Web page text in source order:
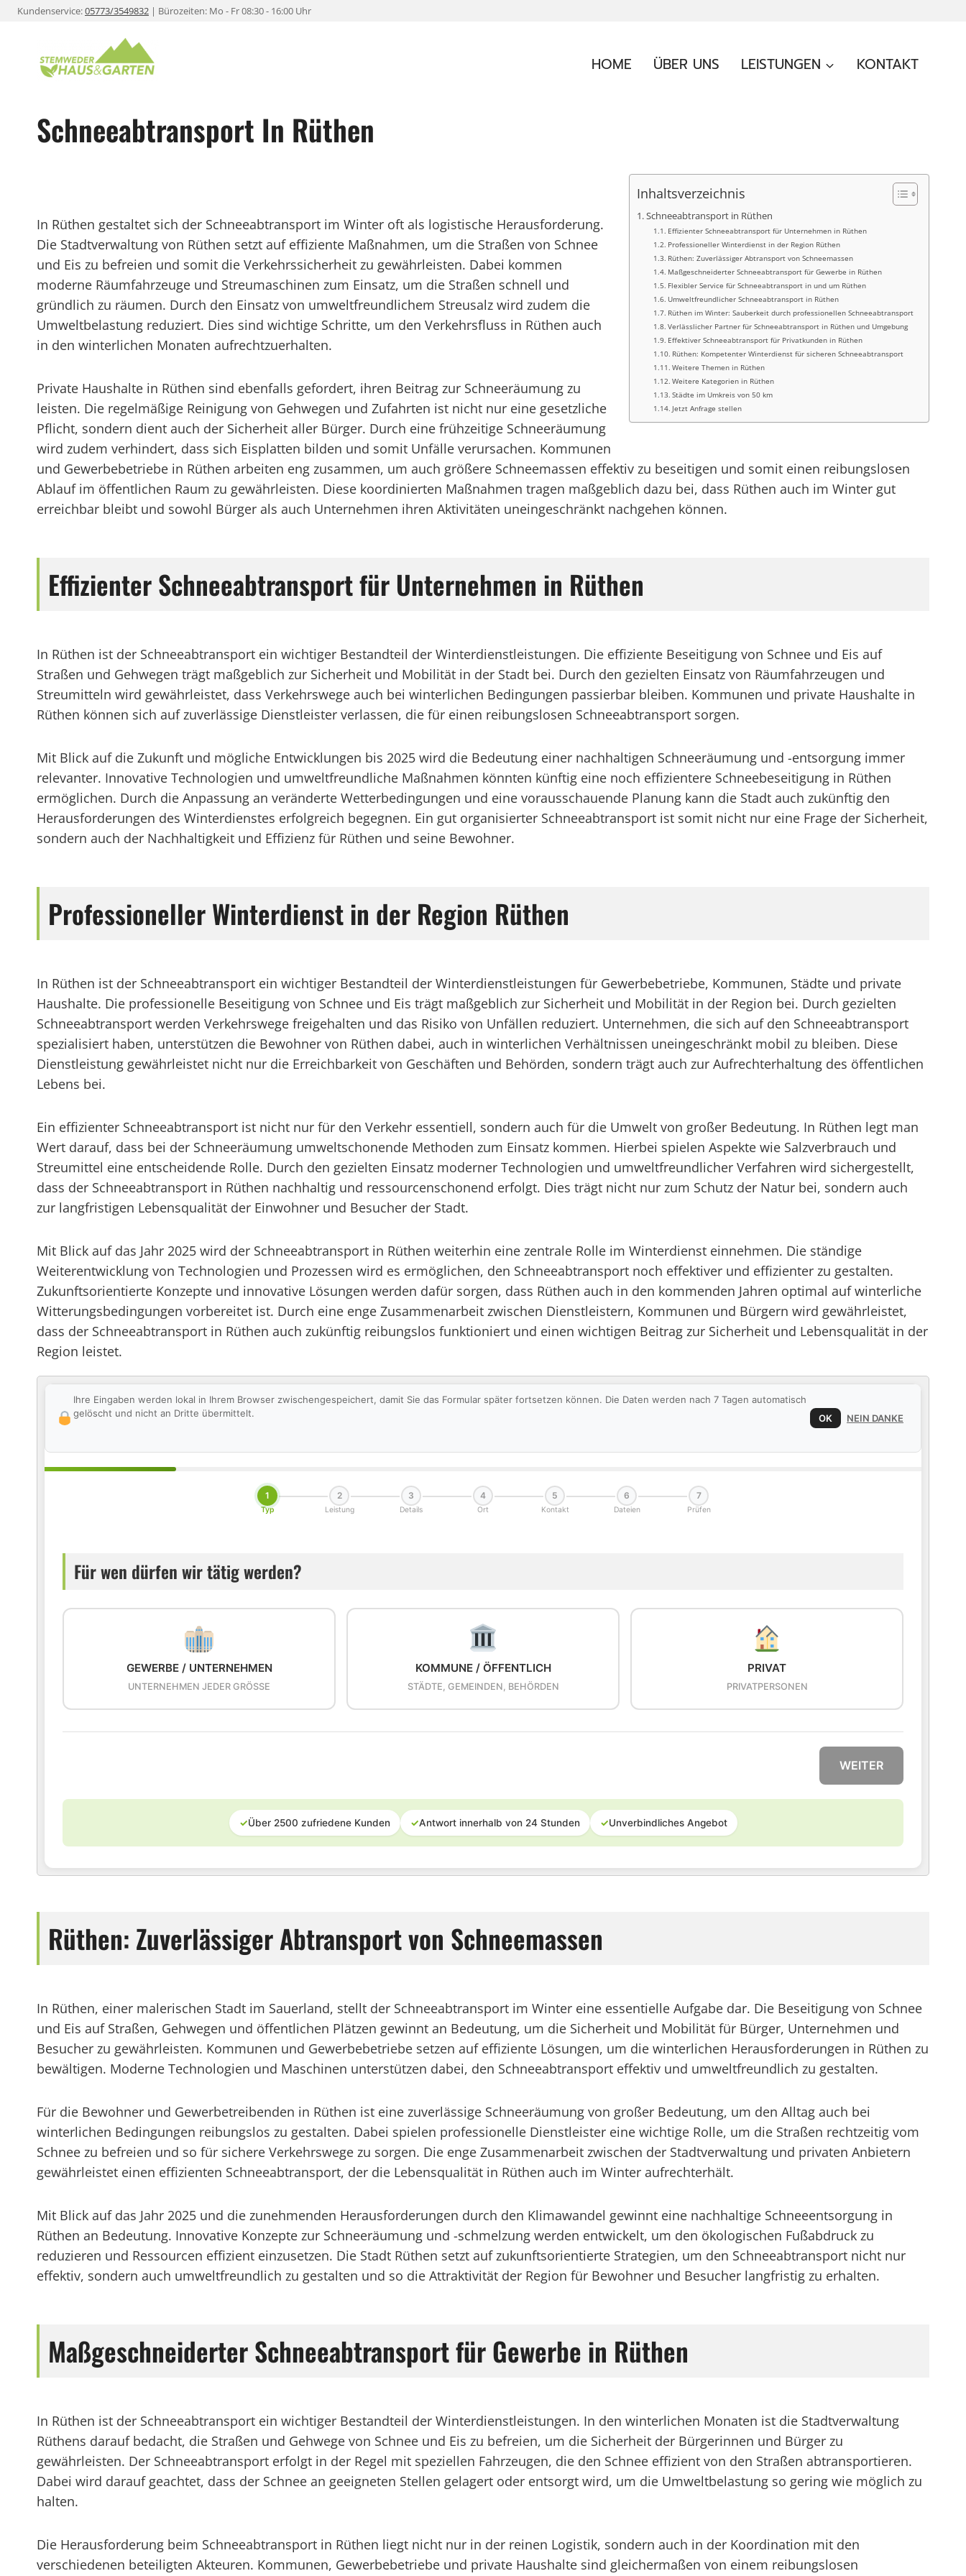
ZumKundenservice:05773/3549832 | Bürozeiten: Mo - Fr 08:30 - 16:00 Uhr
HOME ÜBER UNS LEISTUNGEN KONTAKT
Schneeabtransport In Rüthen
Inhaltsverzeichnis
Schneeabtransport in Rüthen
Effizienter Schneeabtransport für Unternehmen in Rüthen
Professioneller Winterdienst in der Region Rüthen
Rüthen: Zuverlässiger Abtransport von Schneemassen
Maßgeschneiderter Schneeabtransport für Gewerbe in Rüthen
Flexibler Service für Schneeabtransport in und um Rüthen
Umweltfreundlicher Schneeabtransport in Rüthen
Rüthen im Winter: Sauberkeit durch professionellen Schneeabtransport
Verlässlicher Partner für Schneeabtransport in Rüthen und Umgebung
Effektiver Schneeabtransport für Privatkunden in Rüthen
Rüthen: Kompetenter Winterdienst für sicheren Schneeabtransport
Weitere Themen in Rüthen
Weitere Kategorien in Rüthen
Städte im Umkreis von 50 km
Jetzt Anfrage stellen
In Rüthen gestaltet sich der Schneeabtransport im Winter oft als logistische Herausforderung.
Die Stadtverwaltung von Rüthen setzt auf effiziente Maßnahmen, um die Straßen von Schnee
und Eis zu befreien und somit die Verkehrssicherheit zu gewährleisten. Dabei kommen
moderne Räumfahrzeuge und Streumaschinen zum Einsatz, um die Straßen schnell und
gründlich zu räumen. Durch den Einsatz von umweltfreundlichem Streusalz wird zudem die
Umweltbelastung reduziert. Dies sind wichtige Schritte, um den Verkehrsfluss in Rüthen auch
in den winterlichen Monaten aufrechtzuerhalten.
Private Haushalte in Rüthen sind ebenfalls gefordert, ihren Beitrag zur Schneeräumung zu
leisten. Die regelmäßige Reinigung von Gehwegen und Zufahrten ist nicht nur eine gesetzliche
Pflicht, sondern dient auch der Sicherheit aller Bürger. Durch eine frühzeitige Schneeräumung
wird zudem verhindert, dass sich Eisplatten bilden und somit Unfälle verursachen. Kommunen
und Gewerbebetriebe in Rüthen arbeiten eng zusammen, um auch größere Schneemassen effektiv zu beseitigen und somit einen reibungslosen
Ablauf im öffentlichen Raum zu gewährleisten. Diese koordinierten Maßnahmen tragen maßgeblich dazu bei, dass Rüthen auch im Winter gut
erreichbar bleibt und sowohl Bürger als auch Unternehmen ihren Aktivitäten uneingeschränkt nachgehen können.
Effizienter Schneeabtransport für Unternehmen in Rüthen
In Rüthen ist der Schneeabtransport ein wichtiger Bestandteil der Winterdienstleistungen. Die effiziente Beseitigung von Schnee und Eis auf
Straßen und Gehwegen trägt maßgeblich zur Sicherheit und Mobilität in der Stadt bei. Durch den gezielten Einsatz von Räumfahrzeugen und
Streumitteln wird gewährleistet, dass Verkehrswege auch bei winterlichen Bedingungen passierbar bleiben. Kommunen und private Haushalte in
Rüthen können sich auf zuverlässige Dienstleister verlassen, die für einen reibungslosen Schneeabtransport sorgen.
Mit Blick auf die Zukunft und mögliche Entwicklungen bis 2025 wird die Bedeutung einer nachhaltigen Schneeräumung und -entsorgung immer
relevanter. Innovative Technologien und umweltfreundliche Maßnahmen könnten künftig eine noch effizientere Schneebeseitigung in Rüthen
ermöglichen. Durch die Anpassung an veränderte Wetterbedingungen und eine vorausschauende Planung kann die Stadt auch zukünftig den
Herausforderungen des Winterdienstes erfolgreich begegnen. Ein gut organisierter Schneeabtransport ist somit nicht nur eine Frage der Sicherheit,
sondern auch der Nachhaltigkeit und Effizienz für Rüthen und seine Bewohner.
Professioneller Winterdienst in der Region Rüthen
In Rüthen ist der Schneeabtransport ein wichtiger Bestandteil der Winterdienstleistungen für Gewerbebetriebe, Kommunen, Städte und private
Haushalte. Die professionelle Beseitigung von Schnee und Eis trägt maßgeblich zur Sicherheit und Mobilität in der Region bei. Durch gezielten
Schneeabtransport werden Verkehrswege freigehalten und das Risiko von Unfällen reduziert. Unternehmen, die sich auf den Schneeabtransport
spezialisiert haben, unterstützen die Bewohner von Rüthen dabei, auch in winterlichen Verhältnissen uneingeschränkt mobil zu bleiben. Diese
Dienstleistung gewährleistet nicht nur die Erreichbarkeit von Geschäften und Behörden, sondern trägt auch zur Aufrechterhaltung des öffentlichen
Lebens bei.
Ein effizienter Schneeabtransport ist nicht nur für den Verkehr essentiell, sondern auch für die Umwelt von großer Bedeutung. In Rüthen legt man
Wert darauf, dass bei der Schneeräumung umweltschonende Methoden zum Einsatz kommen. Hierbei spielen Aspekte wie Salzverbrauch und
Streumittel eine entscheidende Rolle. Durch den gezielten Einsatz moderner Technologien und umweltfreundlicher Verfahren wird sichergestellt,
dass der Schneeabtransport in Rüthen nachhaltig und ressourcenschonend erfolgt. Dies trägt nicht nur zum Schutz der Natur bei, sondern auch
zur langfristigen Lebensqualität der Einwohner und Besucher der Stadt.
Mit Blick auf das Jahr 2025 wird der Schneeabtransport in Rüthen weiterhin eine zentrale Rolle im Winterdienst einnehmen. Die ständige
Weiterentwicklung von Technologien und Prozessen wird es ermöglichen, den Schneeabtransport noch effektiver und effizienter zu gestalten.
Zukunftsorientierte Konzepte und innovative Lösungen werden dafür sorgen, dass Rüthen auch in den kommenden Jahren optimal auf winterliche
Witterungsbedingungen vorbereitet ist. Durch eine enge Zusammenarbeit zwischen Dienstleistern, Kommunen und Bürgern wird gewährleistet,
dass der Schneeabtransport in Rüthen auch zukünftig reibungslos funktioniert und einen wichtigen Beitrag zur Sicherheit und Lebensqualität in der
Region leistet.
Ihre Eingaben werden lokal in Ihrem Browser zwischengespeichert, damit Sie das Formular später fortsetzen können. Die Daten werden nach 7 Tagen automatisch
gelöscht und nicht an Dritte übermittelt.
OK NEIN DANKE
1
Typ
2
Leistung
3
Details
4
Ort
5
Kontakt
6
Dateien
7
Prüfen
Für wen dürfen wir tätig werden?
GEWERBE / UNTERNEHMEN
UNTERNEHMEN JEDER GRÖSSE
KOMMUNE / ÖFFENTLICH
STÄDTE, GEMEINDEN, BEHÖRDEN
PRIVAT
PRIVATPERSONEN
WEITER
✓Über 2500 zufriedene Kunden ✓Antwort innerhalb von 24 Stunden ✓Unverbindliches Angebot
Rüthen: Zuverlässiger Abtransport von Schneemassen
In Rüthen, einer malerischen Stadt im Sauerland, stellt der Schneeabtransport im Winter eine essentielle Aufgabe dar. Die Beseitigung von Schnee
und Eis auf Straßen, Gehwegen und öffentlichen Plätzen gewinnt an Bedeutung, um die Sicherheit und Mobilität für Bürger, Unternehmen und
Besucher zu gewährleisten. Kommunen und Gewerbebetriebe setzen auf effiziente Lösungen, um die winterlichen Herausforderungen in Rüthen zu
bewältigen. Moderne Technologien und Maschinen unterstützen dabei, den Schneeabtransport effektiv und umweltfreundlich zu gestalten.
Für die Bewohner und Gewerbetreibenden in Rüthen ist eine zuverlässige Schneeräumung von großer Bedeutung, um den Alltag auch bei
winterlichen Bedingungen reibungslos zu gestalten. Dabei spielen professionelle Dienstleister eine wichtige Rolle, um die Straßen rechtzeitig vom
Schnee zu befreien und so für sichere Verkehrswege zu sorgen. Die enge Zusammenarbeit zwischen der Stadtverwaltung und privaten Anbietern
gewährleistet einen effizienten Schneeabtransport, der die Lebensqualität in Rüthen auch im Winter aufrechterhält.
Mit Blick auf das Jahr 2025 und die zunehmenden Herausforderungen durch den Klimawandel gewinnt eine nachhaltige Schneeentsorgung in
Rüthen an Bedeutung. Innovative Konzepte zur Schneeräumung und -schmelzung werden entwickelt, um den ökologischen Fußabdruck zu
reduzieren und Ressourcen effizient einzusetzen. Die Stadt Rüthen setzt auf zukunftsorientierte Strategien, um den Schneeabtransport nicht nur
effektiv, sondern auch umweltfreundlich zu gestalten und so die Attraktivität der Region für Bewohner und Besucher langfristig zu erhalten.
Maßgeschneiderter Schneeabtransport für Gewerbe in Rüthen
In Rüthen ist der Schneeabtransport ein wichtiger Bestandteil der Winterdienstleistungen. In den winterlichen Monaten ist die Stadtverwaltung
Rüthens darauf bedacht, die Straßen und Gehwege von Schnee und Eis zu befreien, um die Sicherheit der Bürgerinnen und Bürger zu
gewährleisten. Der Schneeabtransport erfolgt in der Regel mit speziellen Fahrzeugen, die den Schnee effizient von den Straßen abtransportieren.
Dabei wird darauf geachtet, dass der Schnee an geeigneten Stellen gelagert oder entsorgt wird, um die Umweltbelastung so gering wie möglich zu
halten.
Die Herausforderung beim Schneeabtransport in Rüthen liegt nicht nur in der reinen Logistik, sondern auch in der Koordination mit den
verschiedenen beteiligten Akteuren. Kommunen, Gewerbebetriebe und private Haushalte sind gleichermaßen von einem reibungslosen